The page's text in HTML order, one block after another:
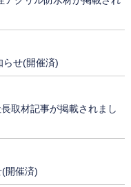
らせ(開催済)
取材記事が掲載されまし
開催済)